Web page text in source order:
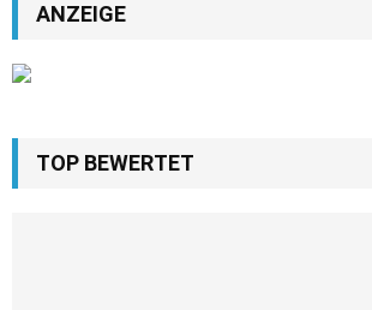
ANZEIGE
TOP BEWERTET